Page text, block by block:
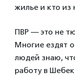
жилье и кто
ПВР — это не
Многие ездят
людей знаю,
работу в